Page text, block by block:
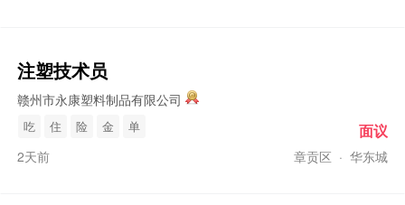
注塑技术员
赣州市永康塑料制品有限公司
吃 住 险 金 单
2天前 章贡区 · 华东城
面议